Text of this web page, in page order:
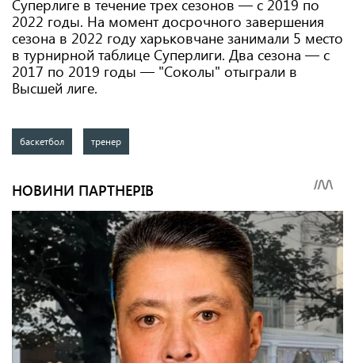
Суперлиге в течение трех сезонов — с 2019 по
2022 годы. На момент досрочного завершения
сезона в 2022 году харьковчане занимали 5 место
в турнирной таблице Суперлиги. Два сезона — с
2017 по 2019 годы — "Соколы" отыграли в
Высшей лиге.
баскетбол тренер